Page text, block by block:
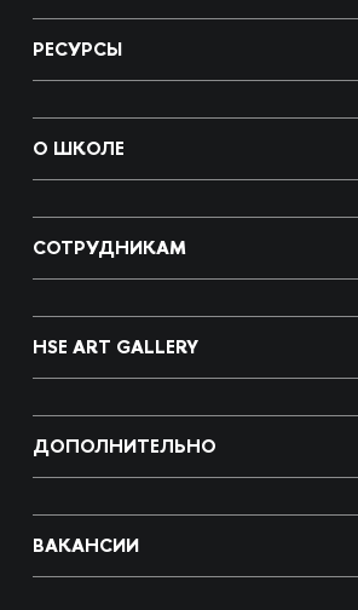
РЕСУРСЫ
О ШКОЛЕ
СОТРУДНИКАМ
HSE ART GALLERY
ДОПОЛНИТЕЛЬНО
ВАКАНСИИ